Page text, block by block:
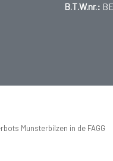
B.T.W.nr.:
Munsterbilzen in de FAGG